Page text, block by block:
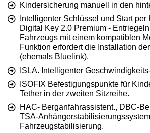
Kindersicherung manuell in den
Intelligenter Schlüssel und Start per
Digital Key 2.0 Premium -
Fahrzeugs mit einem kompatiblen
Funktion erfordert die Installation
(ehemals Bluelink).
ISLA. Intelligenter
ISOFIX Befestigungspunkte für
Tether in der zweiten Sitzreihe.
HAC- Berganfahrassistent., DBC-
TSA-
Fahrzeugstabilisierung.